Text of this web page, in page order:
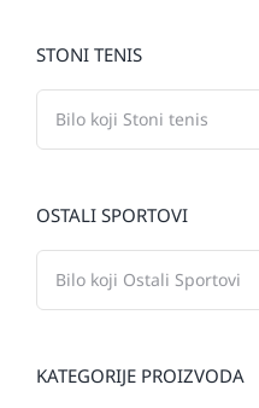
STONI TENIS
OSTALI SPORTOVI
KATEGORIJE PROIZVODA